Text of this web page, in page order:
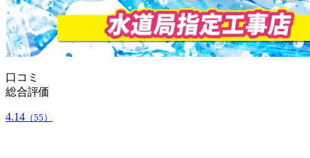
口コミ
総合評価
4.14 （55）